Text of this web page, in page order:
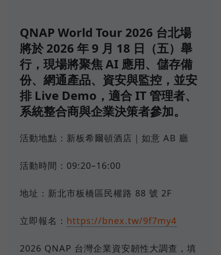
QNAP World Tour 2026 台北場
將於 2026 年 9 月 18 日（五）舉
行，現場將聚焦 AI 應用、儲存備
份、網通產品、資安與監控，並安
排 Live Demo，適合 IT 管理者、
系統整合商與企業決策者參加。
活動地點：新板希爾頓酒店｜如意 AB 廳
活動時間：09:20–16:00
地址：新北市板橋區民權路 88 號 2F
立即報名： https://bnex.tw/9f7my4
2026 QNAP 台灣企業資安韌性大調查，填